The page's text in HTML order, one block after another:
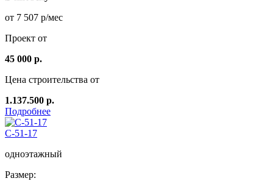
от 7 507 р/мес
Проект от
45 000 р.
Цена строительства от
1.137.500 р.
Подробнее
C-51-17
одноэтажный
Размер: